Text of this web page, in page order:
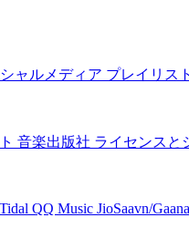
ャルメディア プレイリスト
音楽出版社 ライセンスと
Tidal QQ Music JioSaavn/Gaana